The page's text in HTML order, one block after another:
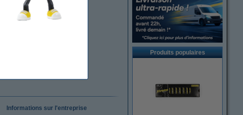
Produits populaires
Informations sur l'entreprise